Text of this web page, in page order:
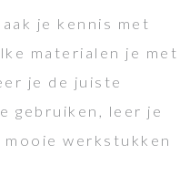
je kennis met
materialen je met
je de juiste
gebruiken, leer je
mooie werkstukken